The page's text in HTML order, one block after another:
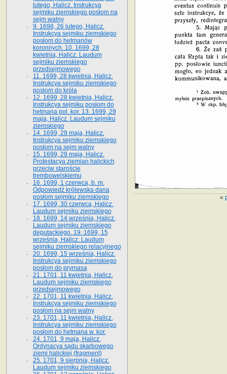
«
lutego, Halicz. Instrukcya
sejmiku ziemskiego posłom na
sejm walny
9. 1698, 26 lutego, Halicz.
Instrukcya sejmiku ziemskiego
posłom do hetmanów
koronnych. 10. 1699, 28
kwietnia, Halicz. Laudum
sejmiku ziemskiego
przedsejmowego
11. 1699, 28 kwietnia, Halicz.
Instrukcya sejmiku ziemskiego
posłom do króla
12. 1699, 28 kwietnia, Halicz.
Instrukcya sejmiku posłom do
hetmana pol. kor. 13. 1699, 29
maja, Halicz. Laudum sejmiku
ziemskiego
14. 1699, 29 maja, Halicz.
Instrukcya sejmiku ziemskiego
posłom na sejm walny
15. 1699, 29 maja, Halicz.
Protestacya ziemian halickich
przeciw staroście
trembowelskiemu
16. 1699, 1 czerwca, b. m.
Odpowiedź królewska dana
posłom sejmiku ziemskiego
17. 1699, 30 czerwca, Halicz.
Laudum sejmiku ziemskiego
18. 1699, 14 września, Halicz.
Laudum sejmiku ziemskiego
deputackiego. 19. 1699, 15
września, Halicz. Laudum
sejmiku ziemskiego relacyjnego
20. 1699, 15 września, Halicz.
Instrukcya sejmiku ziemskiego
posłom do prymasa
21. 1701, 11 kwietnia, Halicz.
Laudum sejmiku ziemskiego
przedsejmowego
22. 1701, 11 kwietnia, Halicz.
Instrukcya sejmiku ziemskiego
posłom na sejm walny
23. 1701, 11 kwietnia, Halicz.
Instrukcya sejmiku ziemskiego
posłom do hetmana w. kor.
24. 1701, 9 maja, Halicz.
Ordynacya sądu skarbowego
ziemi halickiej (fragment)
25. 1701, 9 sierpnia, Halicz.
Laudum sejmiku ziemskiego